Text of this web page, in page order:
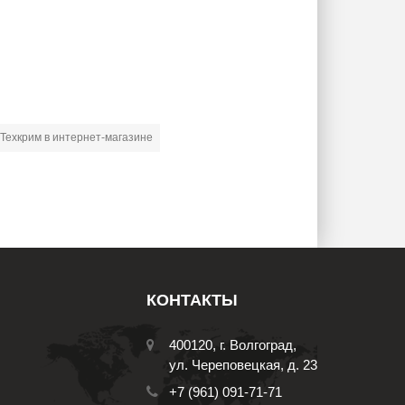
в интернет-магазине
КОНТАКТЫ
400120, г. Волгоград,
ул. Череповецкая, д. 23
+7 (961) 091-71-71